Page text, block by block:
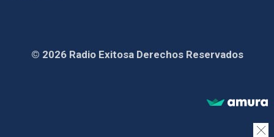
© 2026 Radio Exitosa Derechos Reservados